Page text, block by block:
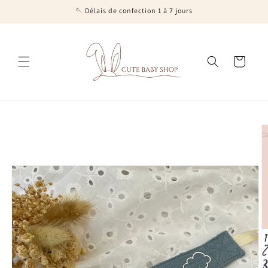
au
🪡 Délais de confection 1 à 7 jours
Panier